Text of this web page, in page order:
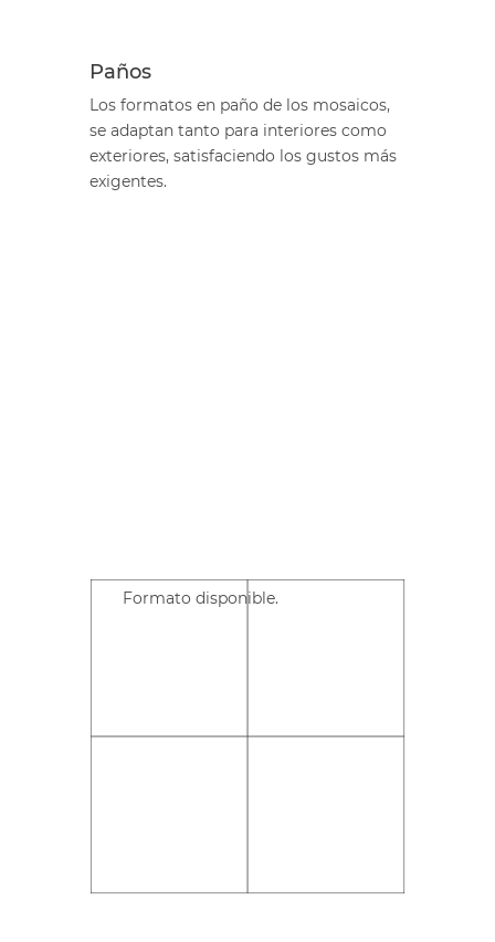
Paños
Los formatos en paño de los mosaicos,
se adaptan tanto para interiores como
exteriores, satisfaciendo los gustos más
exigentes.
Formato disponible.